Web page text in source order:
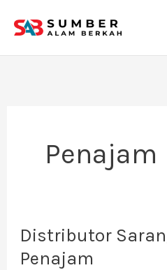
konten
Penajam
Distributor
Penajam
Distributor
Sarang